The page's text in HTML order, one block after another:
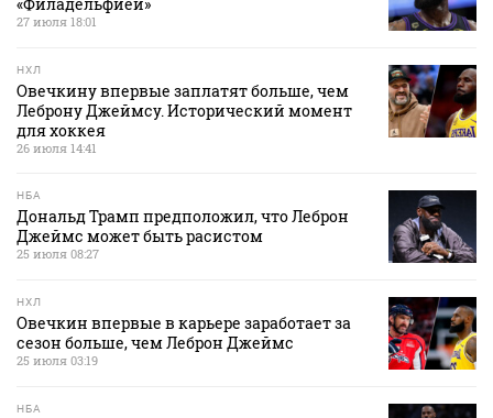
«Филадельфией»
27 июля 18:01
НХЛ
Овечкину впервые заплатят больше, чем
Леброну Джеймсу. Исторический момент
для хоккея
26 июля 14:41
НБА
Дональд Трамп предположил, что Леброн
Джеймс может быть расистом
25 июля 08:27
НХЛ
Овечкин впервые в карьере заработает за
сезон больше, чем Леброн Джеймс
25 июля 03:19
НБА